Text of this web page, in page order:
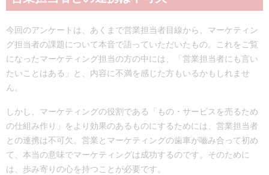
今回のアンケートは、あくまで営業担当者目線から、マーケティン
グ担当者の課題について本音で語っていただいたもの。これをご覧
になったマーケティング担当の方の中には、「営業担当者にも言い
たいことはある」と、内容に不満を感じた方もいるかもしれませ
ん。
しかし、マーケティングの役割である「もの・サービスを売るため
の仕組み作り」をより効果のあるものにするためには、営業担当者
との連携は不可欠。営業とマーケティングの歯車が嚙み合って初め
て、本当の意味でマーケティングは成功するのです。そのために
は、歩み寄りの心を持つことが必要です。